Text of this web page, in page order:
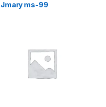
Accessoires Laptops
Laptops & Computers
Tablettes pour Enfant
Téléphones & Tablettes
Jmary ms-99